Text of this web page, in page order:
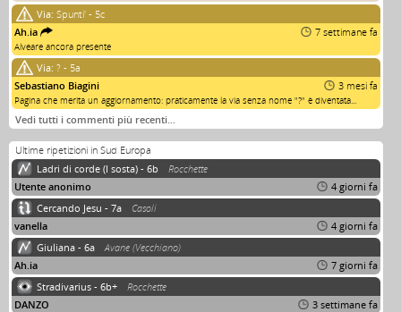
Via: Spunti' - 5c
Ah.ia
7 settimane fa
Alveare ancora presente
Via: ? - 5a
Sebastiano Biagini
3 mesi fa
Pagina che merita un aggiornamento: praticamente la via senza nome "?" è diventata...
Vedi tutti i commenti più recenti…
Ultime ripetizioni in Sud Europa
Ladri di corde (I sosta) - 6b
Rocchette
Utente anonimo
4 giorni fa
Cercando Jesu - 7a
Casoli
vanella
4 giorni fa
Giuliana - 6a
Avane (Vecchiano)
Ah.ia
7 giorni fa
Stradivarius - 6b+
Rocchette
DANZO
3 settimane fa